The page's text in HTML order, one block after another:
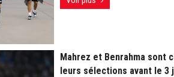
Mahrez et Benrahma sont
leurs sélections avant le 3